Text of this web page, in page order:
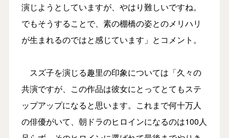
演じようとしていますが、やはり難しいですね。
でもそうすることで、素の棚橋の姿とのメリハリ
が生まれるのではと感じています」とコメント。
スズ子を演じる趣里の印象については「久々の
共演ですが、この作品は彼女にとってとてもステ
ップアップになると思います。これまで何十万人
の俳優がいて、朝ドラのヒロインになるのは100人